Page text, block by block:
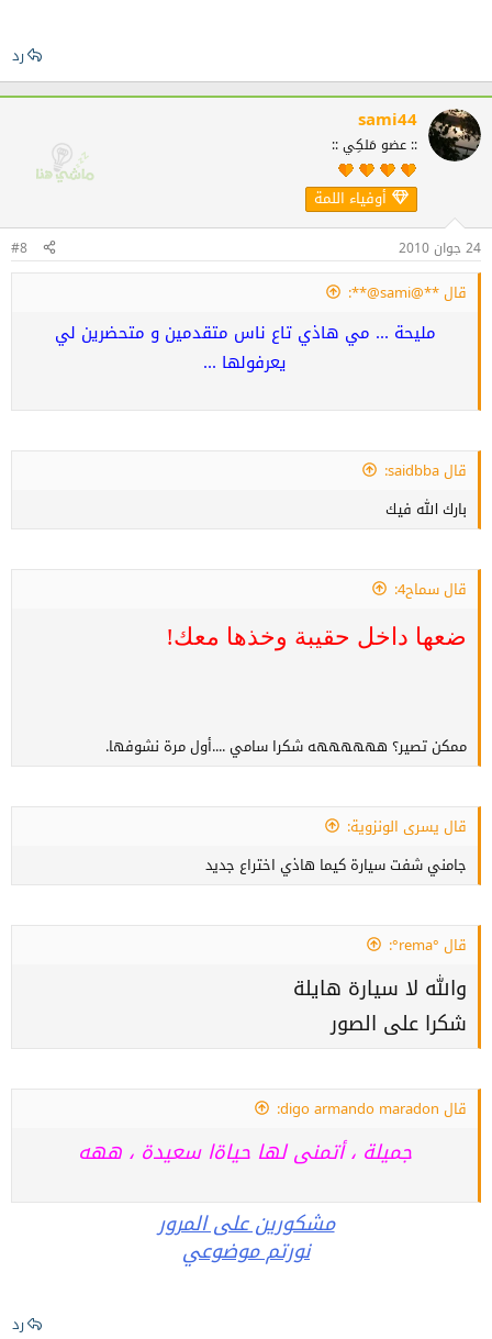
رد
sami44
:: عضو مَلكِي ::
أوفياء اللمة
24 جوان 2010 #8
قال **@sami@**:
مليحة ... مي هاذي تاع ناس متقدمين و متحضرين لي
يعرفولها ...
قال saidbba:
بارك الله فيك
قال سماح4:
ضعها داخل حقيبة وخذها معك!
ممكن تصير؟ ههههههه شكرا سامي ....أول مرة نشوفها.
قال يسرى الونزوية:
جامني شفت سيارة كيما هاذي اختراع جديد
قال °rema°:
والله لا سيارة هايلة
شكرا على الصور
قال digo armando maradon:
جميلة ، أتمنى لها حياةا سعيدة ، ههه
مشكورين على المرور
نورتم موضوعي
رد